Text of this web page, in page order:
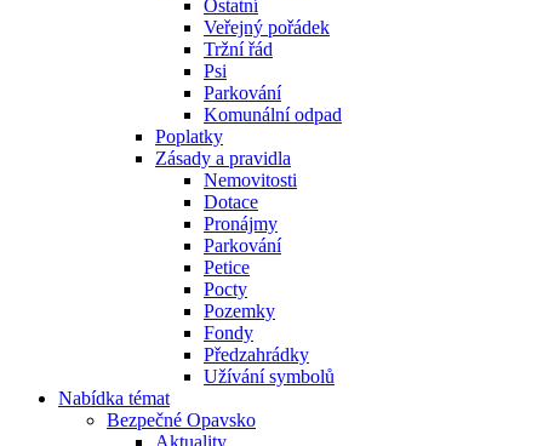
Ostatní
Veřejný pořádek
Tržní řád
Psi
Parkování
Komunální odpad
Poplatky
Zásady a pravidla
Nemovitosti
Dotace
Pronájmy
Parkování
Petice
Pocty
Pozemky
Fondy
Předzahrádky
Užívání symbolů
Nabídka témat
Bezpečné Opavsko